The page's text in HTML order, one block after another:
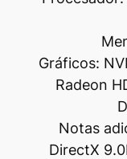
Gráficos:
Radeon
Notas
DirectX